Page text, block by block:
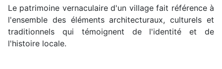
Le patrimoine vernaculaire d'un village fait référence à
l'ensemble des éléments architecturaux, culturels et
traditionnels qui témoignent de l'identité et de
l'histoire locale.